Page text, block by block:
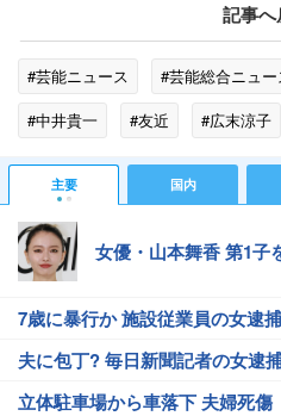
記事へ
#芸能ニュース #芸能総合ニュー
#中井貴一
#友近 #広末涼子
主要 国内
女優・山本舞香 第1子
7歳に暴行か 施設従業員の女逮捕
夫に包丁? 毎日新聞記者の女逮
立体駐車場から車落下 夫婦死傷